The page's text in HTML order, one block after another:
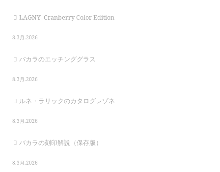
LAGNY Cranberry Color Edition
8.3月.2026
バカラのエッチンググラス
8.3月.2026
ルネ・ラリックのカタログレゾネ
8.3月.2026
バカラの刻印解説（保存版）
8.3月.2026